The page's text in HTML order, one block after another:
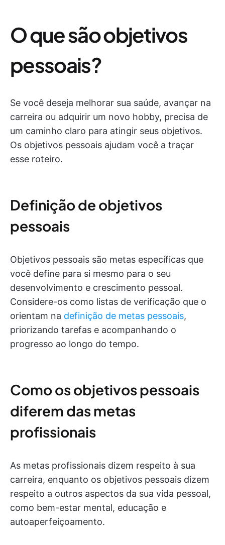
O que são objetivos
pessoais?
Se você deseja melhorar sua saúde, avançar na
carreira ou adquirir um novo hobby, precisa de
um caminho claro para atingir seus objetivos.
Os objetivos pessoais ajudam você a traçar
esse roteiro.
Definição de objetivos
pessoais
Objetivos pessoais são metas específicas que
você define para si mesmo para o seu
desenvolvimento e crescimento pessoal.
Considere-os como listas de verificação que o
orientam na definição de metas pessoais,
priorizando tarefas e acompanhando o
progresso ao longo do tempo.
Como os objetivos pessoais
diferem das metas
profissionais
As metas profissionais dizem respeito à sua
carreira, enquanto os objetivos pessoais dizem
respeito a outros aspectos da sua vida pessoal,
como bem-estar mental, educação e
autoaperfeiçoamento.